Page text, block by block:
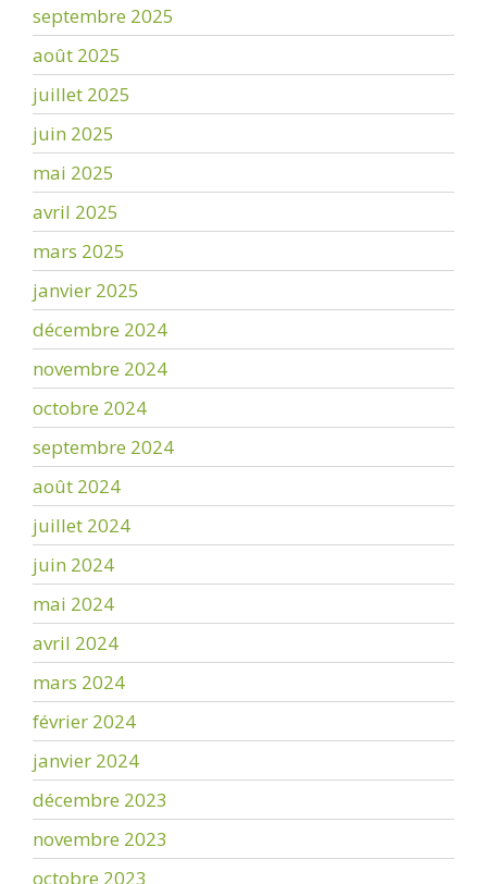
septembre 2025
août 2025
juillet 2025
juin 2025
mai 2025
avril 2025
mars 2025
janvier 2025
décembre 2024
novembre 2024
octobre 2024
septembre 2024
août 2024
juillet 2024
juin 2024
mai 2024
avril 2024
mars 2024
février 2024
janvier 2024
décembre 2023
novembre 2023
octobre 2023